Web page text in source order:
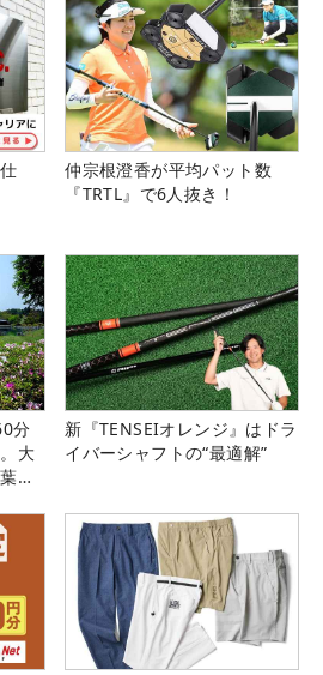
仲宗根澄香が平均パット数
『TRTL』で6人抜き！
分
大
新『TENSEIオレンジ』はドラ
イバーシャフトの“最適解”